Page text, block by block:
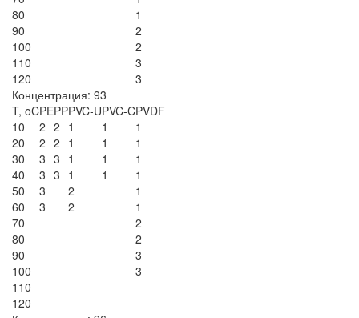
80
1
90
2
100
2
110
3
120
3
Концентрация: 93
T, oCPEPPPVC-UPVC-CPVDF
10
2 2 1 1
1
20
2 2 1 1
1
30
3 3 1 1
1
40
3 3 1 1
1
50
3 2
1
60
3 2
1
70
2
80
2
90
3
100
3
110
120